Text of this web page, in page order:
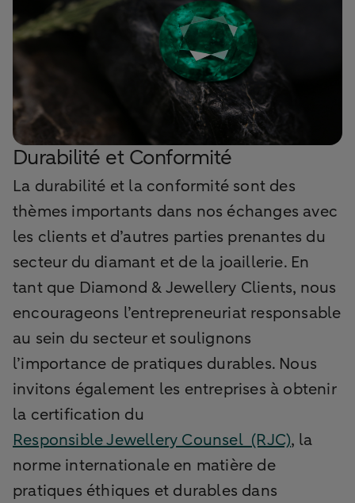
Durabilité et Conformité
La durabilité et la conformité sont des
thèmes importants dans nos échanges avec
les clients et d’autres parties prenantes du
secteur du diamant et de la joaillerie. En
tant que Diamond & Jewellery Clients, nous
encourageons l’entrepreneuriat responsable
au sein du secteur et soulignons
l’importance de pratiques durables. Nous
invitons également les entreprises à obtenir
la certification du
Responsible Jewellery Counsel (RJC), la
norme internationale en matière de
pratiques éthiques et durables dans